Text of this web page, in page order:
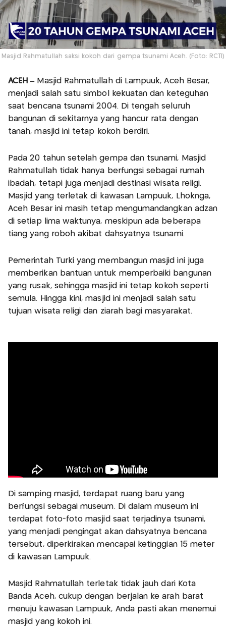
Masjid Rahmatullah saksi kokoh dari gempa tsunami Aceh. (Foto: RCTI)
ACEH – Masjid Rahmatullah di Lampuuk, Aceh Besar,
menjadi salah satu simbol kekuatan dan keteguhan
saat bencana tsunami 2004. Di tengah seluruh
bangunan di sekitarnya yang hancur rata dengan
tanah, masjid ini tetap kokoh berdiri.
Pada 20 tahun setelah gempa dan tsunami, Masjid
Rahmatullah tidak hanya berfungsi sebagai rumah
ibadah, tetapi juga menjadi destinasi wisata religi.
Masjid yang terletak di kawasan Lampuuk, Lhoknga,
Aceh Besar ini masih tetap mengumandangkan adzan
di setiap lima waktunya, meskipun ada beberapa
tiang yang roboh akibat dahsyatnya tsunami.
Pemerintah Turki yang membangun masjid ini juga
memberikan bantuan untuk memperbaiki bangunan
yang rusak, sehingga masjid ini tetap kokoh seperti
semula. Hingga kini, masjid ini menjadi salah satu
tujuan wisata religi dan ziarah bagi masyarakat.
Di samping masjid, terdapat ruang baru yang
berfungsi sebagai museum. Di dalam museum ini
terdapat foto-foto masjid saat terjadinya tsunami,
yang menjadi pengingat akan dahsyatnya bencana
tersebut, diperkirakan mencapai ketinggian 15 meter
di kawasan Lampuuk.
Masjid Rahmatullah terletak tidak jauh dari Kota
Banda Aceh, cukup dengan berjalan ke arah barat
menuju kawasan Lampuuk, Anda pasti akan menemui
masjid yang kokoh ini.